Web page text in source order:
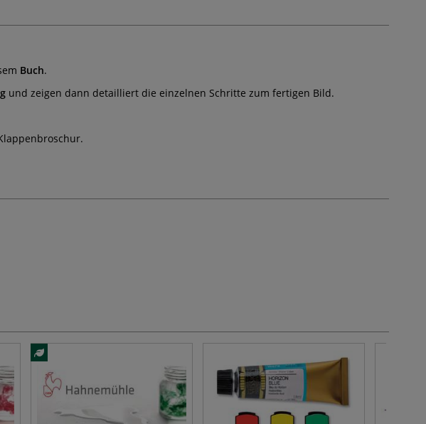
Buch.
und zeigen dann detailliert die einzelnen Schritte zum fertigen Bild.